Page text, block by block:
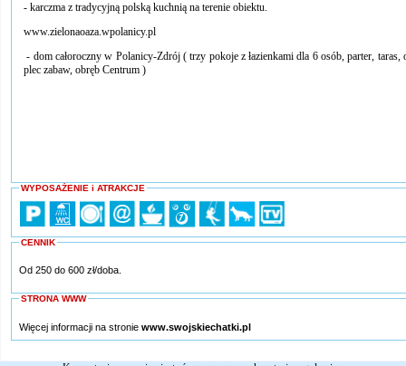
- karczma z tradycyjną polską kuchnią na terenie obiektu.
www.zielonaoaza.wpolanicy.pl
- dom całoroczny w Polanicy-Zdrój ( trzy pokoje z łazienkami dla 6 osób, parter, taras,
plec zabaw, obręb Centrum )
WYPOSAŻENIE i ATRAKCJE
CENNIK
Od 250 do 600 zł/doba.
STRONA WWW
Więcej informacji na stronie www.swojskiechatki.pl